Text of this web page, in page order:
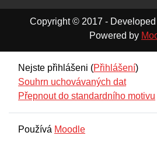
Copyright © 2017 -
Powered by
Nejste přihlášeni (Přihlášení)
Souhrn uchovávaných dat
Přepnout do standardního motivu
Používá Moodle